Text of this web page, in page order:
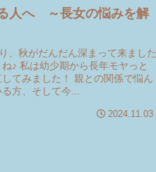
人へ ～長女の悩みを解
、秋がだんだん深まって来ました
♪ 私は幼少期から長年モヤっと
てみました！ 親との関係で悩ん
方、そして今...
2024.11.03